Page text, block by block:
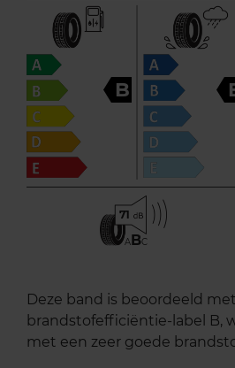
B
71
ABC
Deze band is beoordeeld
brandstofefficiëntie-label B,
met een zeer goede